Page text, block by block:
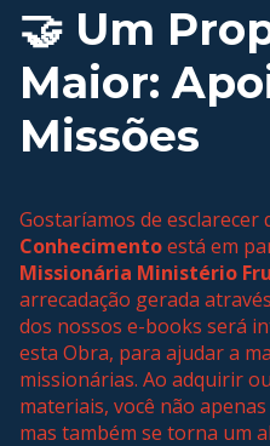
🤝 Um
Maior:
Missões
Gostaríamos de esclarecer
Conhecimentoestá em
Missionária Ministério
arrecadação gerada
dos nossos e-books será
esta Obra, para ajudar a
missionárias. Ao adquirir
materiais, você não
mas também se torna um